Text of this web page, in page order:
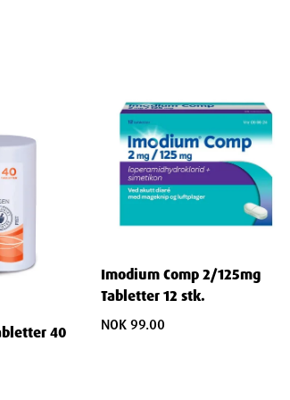
kakao
diaré
40
Imodium Comp 2/125mg
Tabletter 12 stk.
NOK 99.00